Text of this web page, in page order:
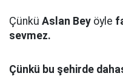
Çünkü Aslan Bey öyle
sevmez.
Çünkü bu şehirde